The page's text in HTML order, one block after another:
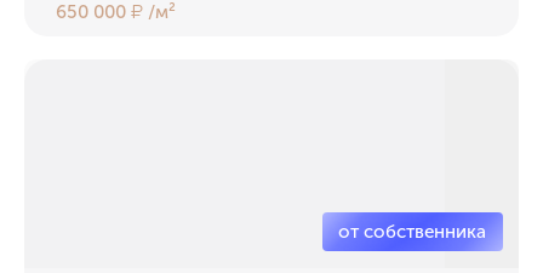
650 000₽ /м²